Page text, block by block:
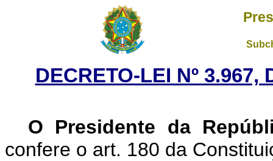
DECRETO-LEI Nº 3.967,
O Presidente da
confere o art. 180 da